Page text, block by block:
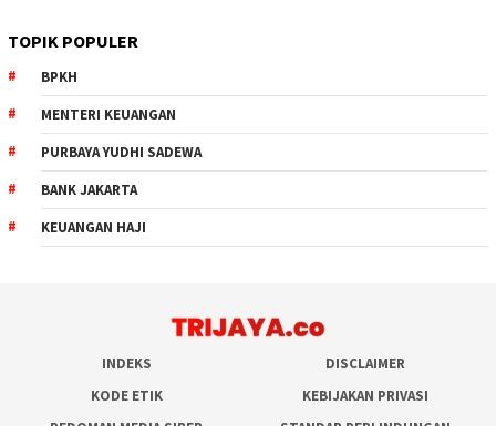
TOPIK POPULER
BPKH
MENTERI KEUANGAN
PURBAYA YUDHI SADEWA
BANK JAKARTA
KEUANGAN HAJI
INDEKS
DISCLAIMER
KODE ETIK
KEBIJAKAN PRIVASI